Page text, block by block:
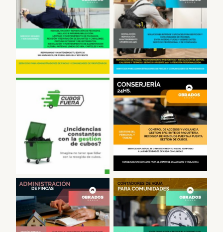
Trabajos Verticales
Fontanero,
comunidades de
vecinos
Sacar Cubos Conserjería